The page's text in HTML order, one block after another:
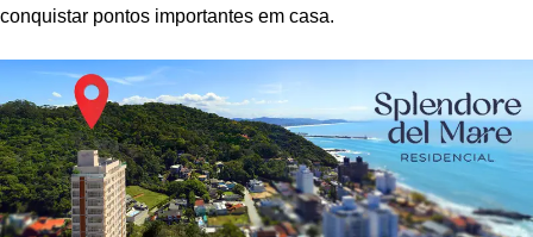
conquistar pontos importantes em casa.